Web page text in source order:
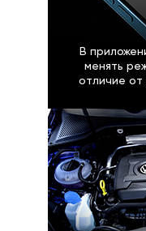
В
менять
отличие от